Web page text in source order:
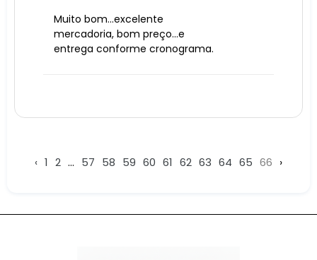
Muito bom...excelente
mercadoria, bom preço...e
entrega conforme cronograma.
‹ 1 2 ... 57 58 59 60 61 62 63 64 65 66 ›